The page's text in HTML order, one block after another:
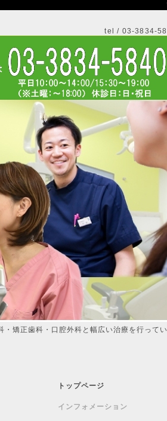
tel / 03-3834-
矯正歯科・口腔外科と幅広い治療を行ってい
トップページ
インフォメーション